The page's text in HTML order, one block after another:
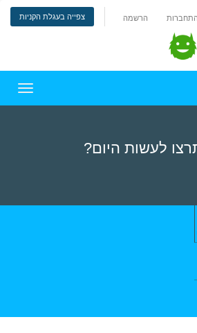
התחברות הרשמה צפייה בעגלת הקניות
לעשות היום?